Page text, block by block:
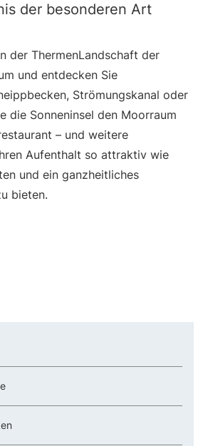
der besonderen Art
der ThermenLandschaft der
und entdecken Sie
Strömungskanal oder
die Sonneninsel den Moorraum
– und weitere
Aufenthalt so attraktiv wie
und ein ganzheitliches
bieten.